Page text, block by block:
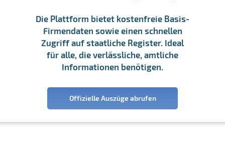
Die Plattform bietet kostenfreie Basis-
Firmendaten sowie einen schnellen
Zugriff auf staatliche Register. Ideal
für alle, die verlässliche, amtliche
Informationen benötigen.
Offizielle Auszüge abrufen